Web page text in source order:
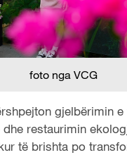
foto nga VCG
gjelbërimin
restaurimin
të brishta po